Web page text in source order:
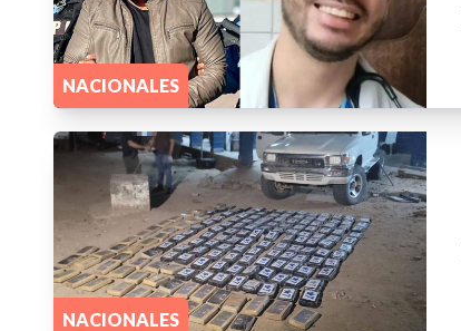
NACIONALES
NACIONALES